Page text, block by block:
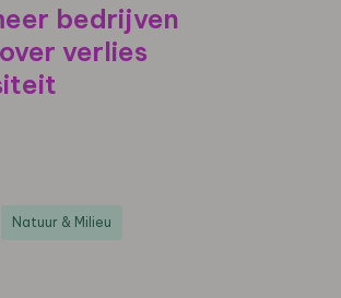
bedrijven
verlies
Natuur & Milieu